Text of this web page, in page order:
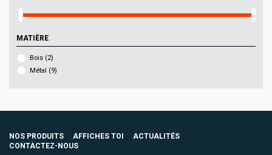
MATIÈRE
Bois (2)
Métal (9)
NOS PRODUITS AFFICHES TOI
ACTUALITÉS
CONTACTEZ-NOUS